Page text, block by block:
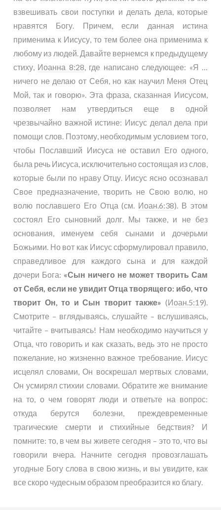
взвешивать свои поступки и делать дела, которые
нравятся Богу. Причем, если данная истина
применима к Иисусу, то тем более она применима к
любому из людей. Давайте вернемся к предыдущему
стиху, Иоанна 8:28, где написано следующее: «Я …
ничего не делаю от Себя, но как научил Меня Отец
Мой, так и говорю». Эта фраза, сказанная Иисусом,
позволяет нам утвердиться еще в одной
чрезвычайно важной истине: Иисус делал дела при
помощи слов. Поэтому, необходимым условием того,
чтобы Пославший Иисуса не оставил Его одного,
была речь Иисуса, исключительно состоящая из слов,
которые были по нраву Отцу. Иисус ясно осознавал
Свое предназначение, творить не Свою волю, но
волю пославшего Его Отца (см. Иоан.6:38). В этом
состоял Его сыновний долг. Мы также, и не без
основания, именуем себя сынами и дочерьми
Божьими. Но вот как Иисус сформулировал правило,
справедливое для каждого сына и для каждой
дочери Бога: «Сын ничего не может творить Сам
от Себя, если не увидит Отца творящего: ибо, что
творит Он, то и Сын творит также» (Иоан.5:19).
Смотрите – вглядываясь, слушайте – вслушиваясь,
читайте – вчитываясь! Нам необходимо научиться у
Отца, что говорить и как сказать, ведь это не просто
пожелание, но жизненно важное требование. Иисус
исцелял словами, Он воскрешал мертвых словами,
Он усмирял стихии словами. Обратите же внимание
на то, о чем говорят люди и ответьте на вопрос:
откуда берутся болезни, преждевременные
трагические смерти и стихийные бедствия? И
помните: то, в чем вы живете сегодня – это то, что вы
говорили вчера. Начните сегодня провозглашать
угодные Богу слова в свою жизнь, и вы увидите, как
все скоро чудесным образом преобразится ко благу.